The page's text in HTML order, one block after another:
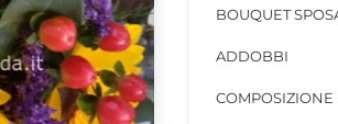
BOUQUET
ADDOBBI
COMPOSIZIONE